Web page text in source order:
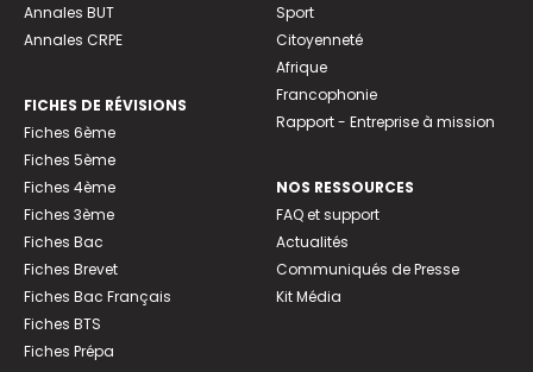
Annales BUT
Annales CRPE
FICHES DE RÉVISIONS
Fiches 6ème
Fiches 5ème
Fiches 4ème
Fiches 3ème
Fiches Bac
Fiches Brevet
Fiches Bac Français
Fiches BTS
Fiches Prépa
Sport
Citoyenneté
Afrique
Francophonie
Rapport - Entreprise à mission
NOS RESSOURCES
FAQ et support
Actualités
Communiqués de Presse
Kit Média